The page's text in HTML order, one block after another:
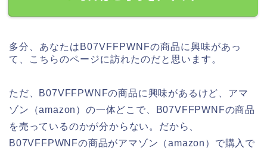
多分、あなたはB07VFFPWNFの商品に興味があっ
て、こちらのページに訪れたのだと思います。
ただ、B07VFFPWNFの商品に興味があるけど、アマ
ゾン（amazon）の一体どこで、B07VFFPWNFの商品
を売っているのかが分からない。だから、
B07VFFPWNFの商品がアマゾン（amazon）で購入で